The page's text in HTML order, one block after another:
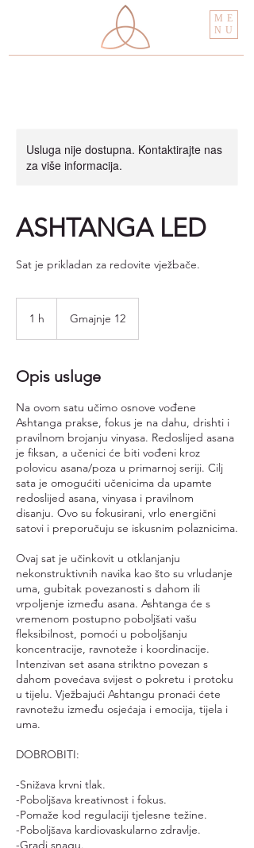
ME
NU
Usluga nije dostupna. Kontaktirajte nas
za više informacija.
ASHTANGA LED
Sat je prikladan za redovite vježbače.
1 h Gmajnje 12
Opis usluge
Na ovom satu učimo osnove vođene
Ashtanga prakse, fokus je na dahu, drishti i
pravilnom brojanju vinyasa. Redoslijed asana
je fiksan, a učenici će biti vođeni kroz
polovicu asana/poza u primarnoj seriji. Cilj
sata je omogućiti učenicima da upamte
redoslijed asana, vinyasa i pravilnom
disanju. Ovo su fokusirani, vrlo energični
satovi i preporučuju se iskusnim polaznicima.
Ovaj sat je učinkovit u otklanjanju
nekonstruktivnih navika kao što su vrludanje
uma, gubitak povezanosti s dahom ili
vrpoljenje između asana. Ashtanga će s
vremenom postupno poboljšati vašu
fleksibilnost, pomoći u poboljšanju
koncentracije, ravnoteže i koordinacije.
Intenzivan set asana striktno povezan s
dahom povećava svijest o pokretu i protoku
u tijelu. Vježbajući Ashtangu pronaći ćete
ravnotežu između osjećaja i emocija, tijela i
uma.
DOBROBITI:
-Snižava krvni tlak.
-Poboljšava kreativnost i fokus.
-Pomaže kod regulaciji tjelesne težine.
-Poboljšava kardiovaskularno zdravlje.
-Gradi snagu.